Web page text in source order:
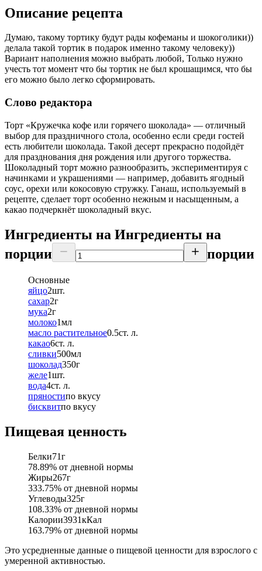
Описание рецепта
Думаю, такому тортику будут рады кофеманы и шокоголики))
делала такой тортик в подарок именно такому человеку))
Вариант наполнения можно выбрать любой, Только нужно
учесть тот момент что бы тортик не был крошащимся, что бы
его можно было легко сформировать.
Слово редактора
Торт «Кружечка кофе или горячего шоколада» — отличный
выбор для праздничного стола, особенно если среди гостей
есть любители шоколада. Такой десерт прекрасно подойдёт
для празднования дня рождения или другого торжества.
Шоколадный торт можно разнообразить, экспериментируя с
начинками и украшениями — например, добавить ягодный
соус, орехи или кокосовую стружку. Ганаш, используемый в
рецепте, сделает торт особенно нежным и насыщенным, а
какао подчеркнёт шоколадный вкус.
Ингредиенты на Ингредиенты на
порции
порции
Основные
яйцо2шт.
сахар2г
мука2г
молоко1мл
масло растительное0.5ст. л.
какао6ст. л.
сливки500мл
шоколад350г
желе1шт.
вода4ст. л.
пряностипо вкусу
бисквитпо вкусу
Пищевая ценность
Белки71г
78.89% от дневной нормы
Жиры267г
333.75% от дневной нормы
Углеводы325г
108.33% от дневной нормы
Калории3931кКал
163.79% от дневной нормы
Это усредненные данные о пищевой ценности для взрослого с
умеренной активностью.